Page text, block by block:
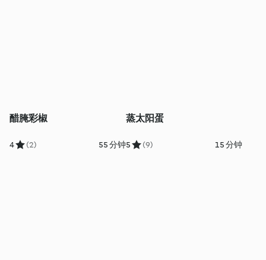
醋腌彩椒
4 (2) 55 分钟
蒸太阳蛋
5 (9) 15 分钟